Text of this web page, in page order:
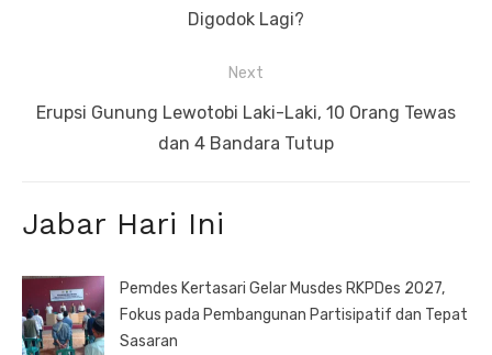
Digodok Lagi?
Next
Next
Erupsi Gunung Lewotobi Laki-Laki, 10 Orang Tewas
dan 4 Bandara Tutup
Jabar Hari Ini
Pemdes Kertasari Gelar Musdes RKPDes 2027,
Fokus pada Pembangunan Partisipatif dan Tepat
Sasaran